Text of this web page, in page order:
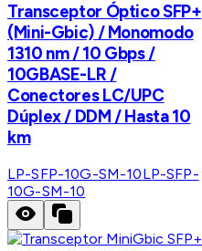
Transceptor Óptico SFP+
(Mini-Gbic) / Monomodo
1310 nm / 10 Gbps /
10GBASE-LR /
Conectores LC/UPC
Dúplex / DDM / Hasta 10
km
LP-SFP-10G-SM-10LP-SFP-
10G-SM-10